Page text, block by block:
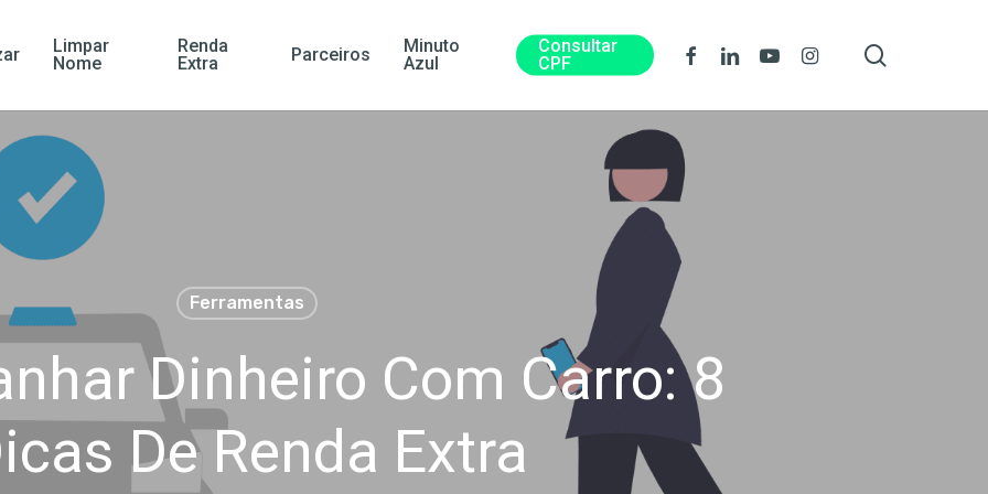
Limpar
Nome
Renda
Extra
Parceiros
Minuto
Azul
Consultar
CPF
FacebookLinkedinYoutubeInstagram
Ferramentas
Dinheiro Com Carro: 8
De Renda Extra